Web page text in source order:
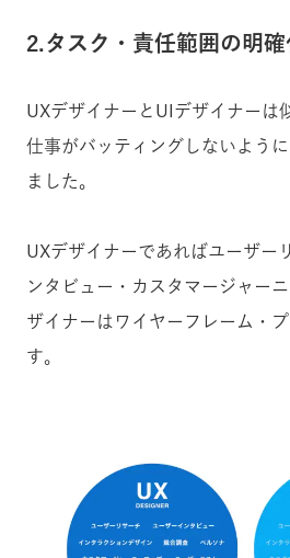
2.タスク・責任範囲の明確
UXデザイナーとUIデザイナーは
仕事がバッティングしないよう
ました。
UXデザイナーであればユーザー
ンタビュー・カスタマージャー
ザイナーはワイヤーフレーム・
す。